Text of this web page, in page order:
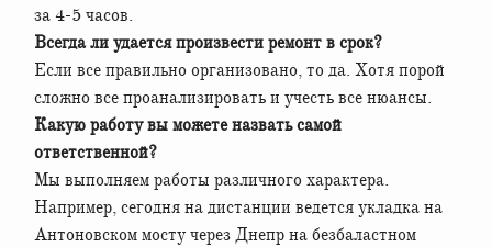
за 4-5 часов.
Всегда ли удается произвести ремонт в срок?
Если все правильно организовано, то да. Хотя порой
сложно все проанализировать и учесть все нюансы.
Какую работу вы можете назвать самой
ответственной?
Мы выполняем работы различного характера.
Например, сегодня на дистанции ведется укладка на
Антоновском мосту через Днепр на безбаластном